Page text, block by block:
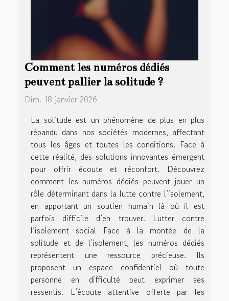
Comment les numéros dédiés
peuvent pallier la solitude ?
Dim. 18 janvier 2026
La solitude est un phénomène de plus en plus
répandu dans nos sociétés modernes, affectant
tous les âges et toutes les conditions. Face à
cette réalité, des solutions innovantes émergent
pour offrir écoute et réconfort. Découvrez
comment les numéros dédiés peuvent jouer un
rôle déterminant dans la lutte contre l’isolement,
en apportant un soutien humain là où il est
parfois difficile d’en trouver. Lutter contre
l’isolement social Face à la montée de la
solitude et de l’isolement, les numéros dédiés
représentent une ressource précieuse. Ils
proposent un espace confidentiel où toute
personne en difficulté peut exprimer ses
ressentis. L’écoute attentive offerte par les